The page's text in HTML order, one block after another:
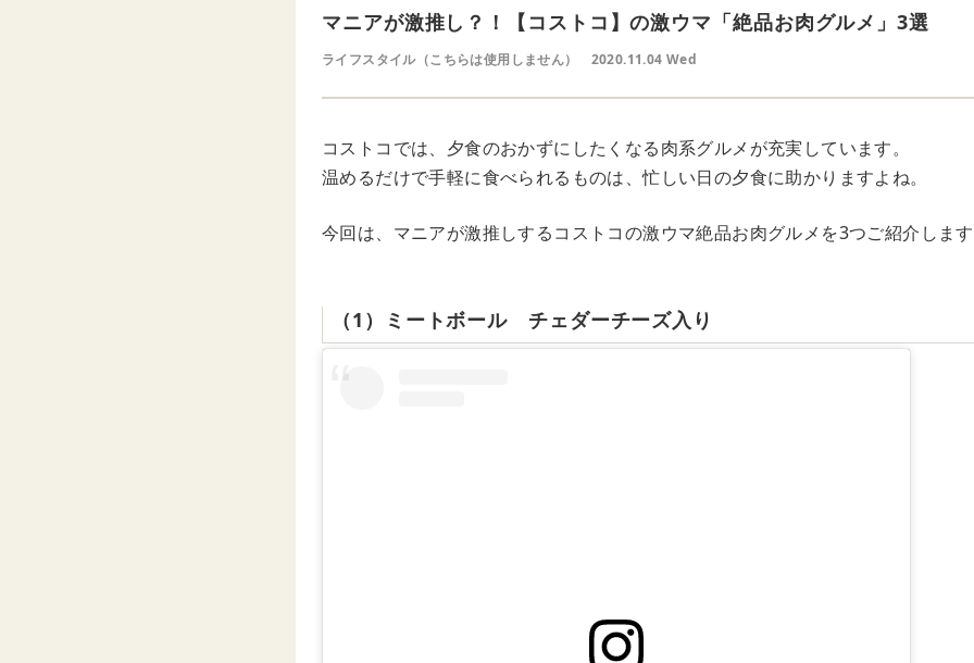
マニアが激推し？！【コストコ】の激ウマ「絶品お肉グルメ」3選
ライフスタイル（こちらは使用しません） 2020.11.04 Wed
コストコでは、夕食のおかずにしたくなる肉系グルメが充実しています。
温めるだけで手軽に食べられるものは、忙しい日の夕食に助かりますよね。
今回は、マニアが激推しするコストコの激ウマ絶品お肉グルメを3つご紹介しま
（1）ミートボール チェダーチーズ入り